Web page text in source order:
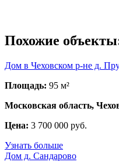
Похожие
Дом в Чеховском р-не д.
Площадь: 95 м²
Московская область,
Цена: 3 700 000 руб.
Узнать больше
Дом д. Сандарово